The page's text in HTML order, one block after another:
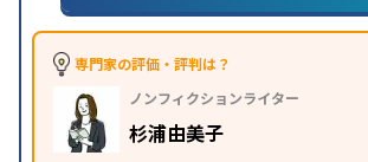
中高一貫校生に対応
可能季節講習のみの受講可
※2023年3月調査。小学校高学年の個別指導塾アン
専門家の評価・評判は？
ノンフィクションライター
杉浦由美子